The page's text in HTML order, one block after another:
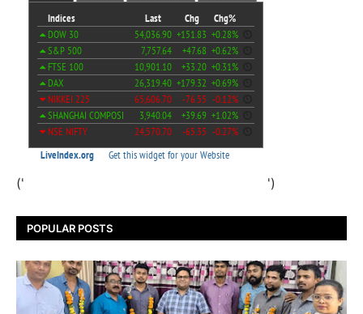
(' ')
POPULAR POSTS